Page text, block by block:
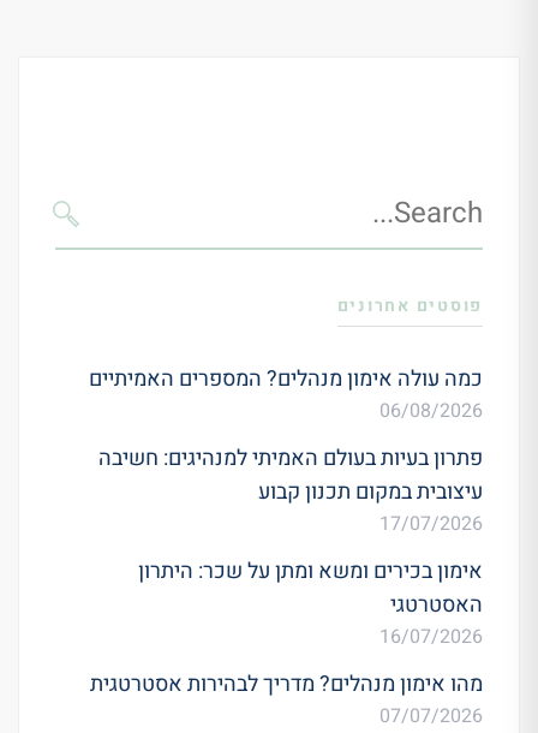
Search
for:
פוסטים אחרונים
כמה עולה אימון מנהלים? המספרים האמיתיים
06/08/2026
פתרון בעיות בעולם האמיתי למנהיגים: חשיבה
עיצובית במקום תכנון קבוע
17/07/2026
אימון בכירים ומשא ומתן על שכר: היתרון
האסטרטגי
16/07/2026
מהו אימון מנהלים? מדריך לבהירות אסטרטגית
07/07/2026